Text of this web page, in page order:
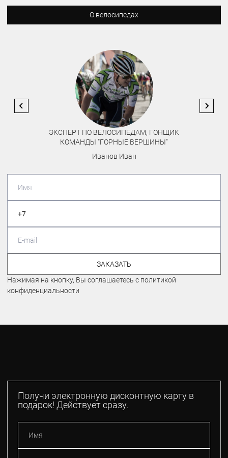
О велосипедах
ЭКСПЕРТ ПО ВЕЛОСИПЕДАМ, ГОНЩИК
КОМАНДЫ "ГОРНЫЕ ВЕРШИНЫ"
Иванов Иван
ЗАКАЗАТЬ
Нажимая на кнопку, Вы соглашаетесь с политикой
конфиденциальности
Получи электронную дисконтную карту в
подарок! Действует сразу.